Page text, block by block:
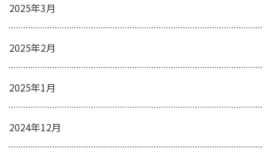
2025年3月
2025年2月
2025年1月
2024年12月